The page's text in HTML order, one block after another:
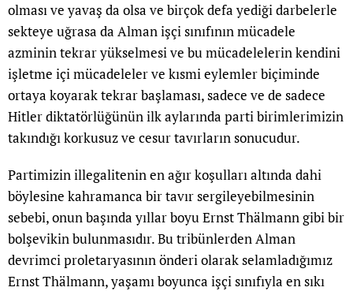
olması ve yavaş da olsa ve birçok defa yediği darbelerle
sekteye uğrasa da Alman işçi sınıfının mücadele
azminin tekrar yükselmesi ve bu mücadelelerin kendini
işletme içi mücadeleler ve kısmi eylemler biçiminde
ortaya koyarak tekrar başlaması, sadece ve de sadece
Hitler diktatörlüğünün ilk aylarında parti birimlerimizin
takındığı korkusuz ve cesur tavırların sonucudur.
Partimizin illegalitenin en ağır koşulları altında dahi
böylesine kahramanca bir tavır sergileyebilmesinin
sebebi, onun başında yıllar boyu Ernst Thälmann gibi bir
bolşevikin bulunmasıdır. Bu tribünlerden Alman
devrimci proletaryasının önderi olarak selamladığımız
Ernst Thälmann, yaşamı boyunca işçi sınıfıyla en sıkı